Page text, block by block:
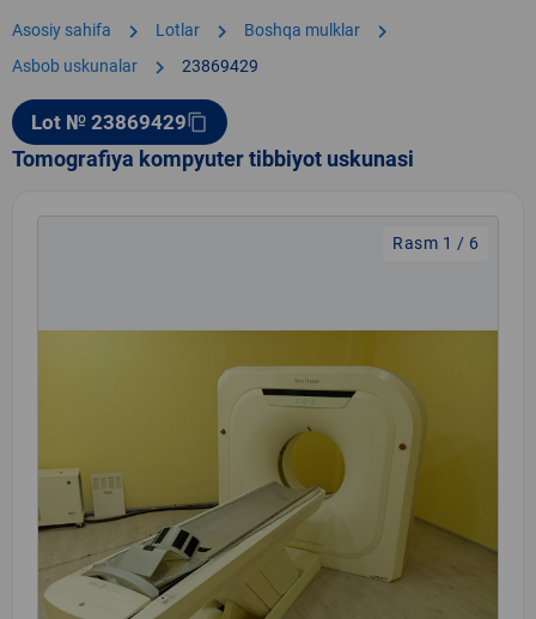
Asosiy sahifa chevron_right Lotlar chevron_right Boshqa mulklar chevron_right
Asbob uskunalar chevron_right 23869429
Lot № 23869429content_copy
Tomografiya kompyuter tibbiyot uskunasi
Rasm 1 / 6